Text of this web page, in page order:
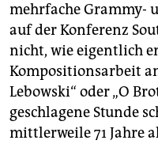
abo
genossenschaft
epaper login
mehrfache Grammy-
auf der Konferenz
nicht, wie eigentlich
Kompositionsarbeit
Lebowski“ oder „O
geschlagene Stunde
mittlerweile 71 Jahre